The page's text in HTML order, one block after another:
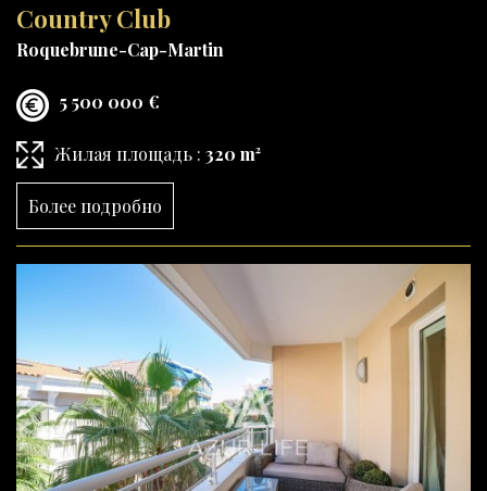
Country Club
Roquebrune-Cap-Martin
5 500 000 €
Жилая площадь : 320 m²
Более подробно